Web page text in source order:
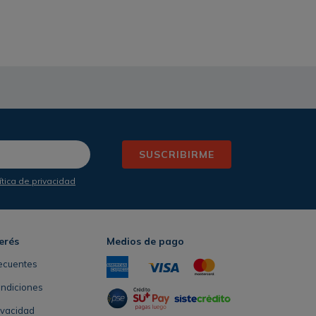
SUSCRIBIRME
de privacidad
Medios de pago